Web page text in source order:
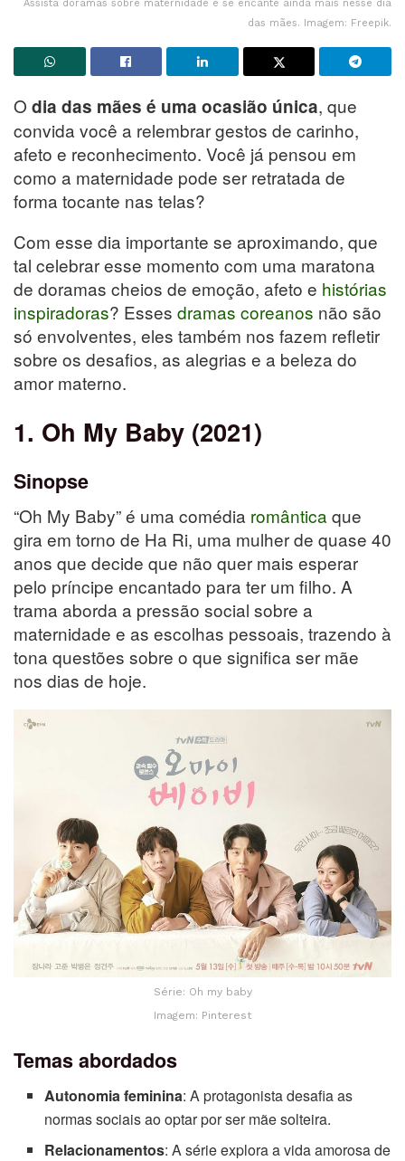
Assista doramas sobre maternidade e se encante ainda mais nesse dia
das mães. Imagem: Freepik.
O dia das mães é uma ocasião única, que
convida você a relembrar gestos de carinho,
afeto e reconhecimento. Você já pensou em
como a maternidade pode ser retratada de
forma tocante nas telas?
Com esse dia importante se aproximando, que
tal celebrar esse momento com uma maratona
de doramas cheios de emoção, afeto e histórias
inspiradoras? Esses dramas coreanos não são
só envolventes, eles também nos fazem refletir
sobre os desafios, as alegrias e a beleza do
amor materno.
1. Oh My Baby (2021)
Sinopse
“Oh My Baby” é uma comédia românticaque
gira em torno de Ha Ri, uma mulher de quase 40
anos que decide que não quer mais esperar
pelo príncipe encantado para ter um filho. A
trama aborda a pressão social sobre a
maternidade e as escolhas pessoais, trazendo à
tona questões sobre o que significa ser mãe
nos dias de hoje.
Série: Oh my baby
Imagem: Pinterest
Temas abordados
Autonomia feminina: A protagonista desafia as
normas sociais ao optar por ser mãe solteira.
Relacionamentos: A série explora a vida amorosa de